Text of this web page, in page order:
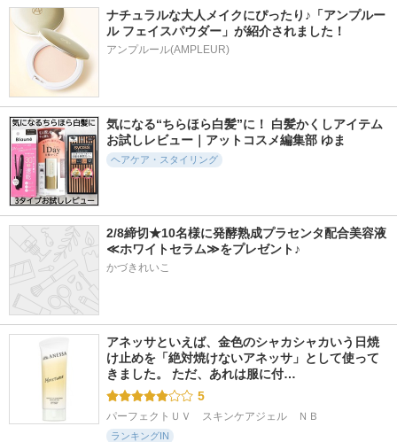
442件
ソラ ウェザーケ
ア クリスタルシャ
トメント モイスト
タイプ
SOLA WEATHER CA
RE
ートメント スムー
ス
Wonjungyo
ント
Re:KERATIN
5.5
2971件
ウォーターコンク
モイストシャンプー
／ヘアトリートメン
ト
ululis
ラム
VT(ブイティー)
ンプー/ヘアトリー
トメント リペアタ
イプ
ナチュラルな大人メイクにぴったり♪「アンプルー
ル フェイスパウダー」が紹介されました！
アンプルール(AMPLEUR)
気になる“ちらほら白髪”に！ 白髪かくしアイテム
お試しレビュー｜アットコスメ編集部 ゆま
ヘアケア・スタイリング
2/8締切★10名様に発酵熟成プラセンタ配合美容液
≪ホワイトセラム≫をプレゼント♪
かづきれいこ
アネッサといえば、金色のシャカシャカいう日焼
け止めを「絶対焼けないアネッサ」として使って
きました。 ただ、あれは服に付…
5
パーフェクトＵＶ　スキンケアジェル　ＮＢ
ランキングIN